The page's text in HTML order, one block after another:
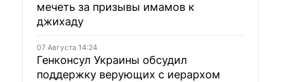
мечеть за призывы имамов к
джихаду
07 Августа 14:24
Генконсул Украины обсудил
поддержку верующих с иерархом